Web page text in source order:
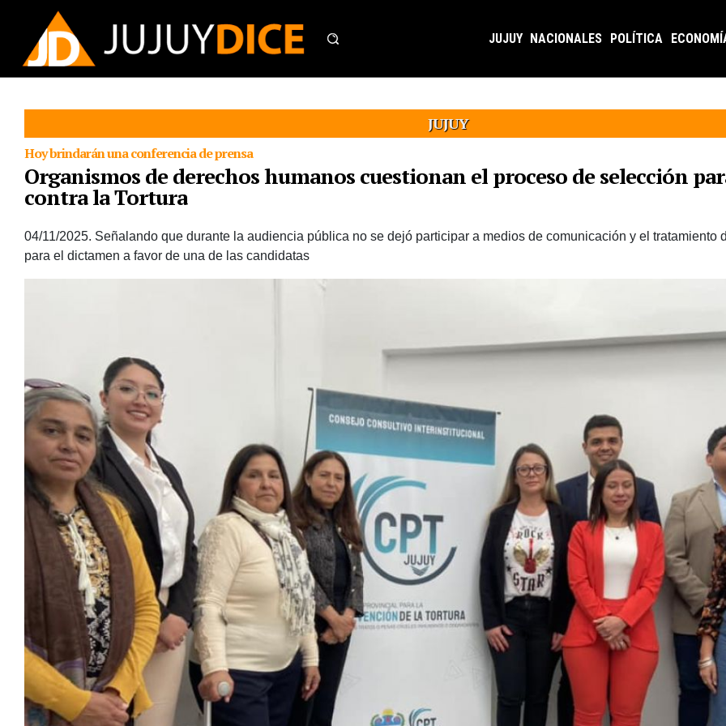
JUJUY NACIONALES POLÍTICA
JUJUY
Hoy brindarán una conferencia de prensa
Organismos de derechos humanos cuestionan el proceso de selección
contra la Tortura
04/11/2025. Señalando que durante la audiencia pública no se dejó participar a medios de comunicación y el tratamiento
para el dictamen a favor de una de las candidatas